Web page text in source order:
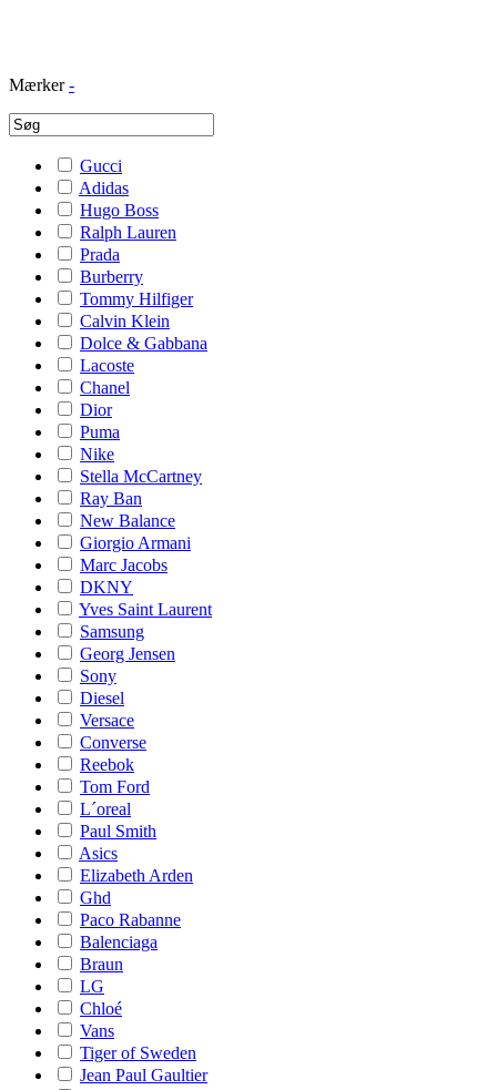
Mærker -
Gucci
Adidas
Hugo Boss
Ralph Lauren
Prada
Burberry
Tommy Hilfiger
Calvin Klein
Dolce & Gabbana
Lacoste
Chanel
Dior
Puma
Nike
Stella McCartney
Ray Ban
New Balance
Giorgio Armani
Marc Jacobs
DKNY
Yves Saint Laurent
Samsung
Georg Jensen
Sony
Diesel
Versace
Converse
Reebok
Tom Ford
L´oreal
Paul Smith
Asics
Elizabeth Arden
Ghd
Paco Rabanne
Balenciaga
Braun
LG
Chloé
Vans
Tiger of Sweden
Jean Paul Gaultier